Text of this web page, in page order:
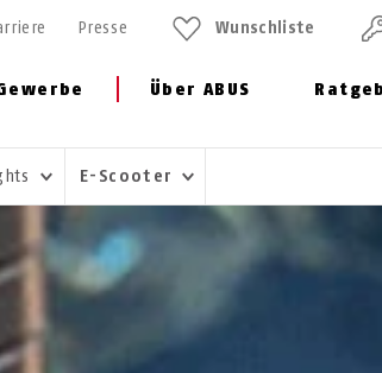
Über ABUS
Presse Wunschliste
E-Scooter